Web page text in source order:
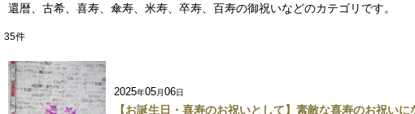
還暦、古希、喜寿、傘寿、米寿、卒寿、百寿の御祝いなどのカテゴリです。
35件
2025年05月06日
【お誕生日・喜寿のお祝いとして】素敵な喜寿のお祝いに